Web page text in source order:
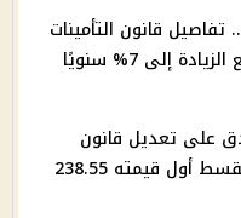
قانون التأمينات
والمعاشات الجديد: رفع الزيادة إلى 7% سنويًا
على تعديل قانون
التأمينات والمعاشات بقسط أول قيمته 238.55